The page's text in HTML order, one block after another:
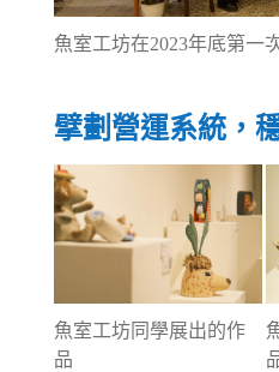
魚室工坊在2023年底第一
擘劃營運系統，
魚室工坊同學展出的作
品